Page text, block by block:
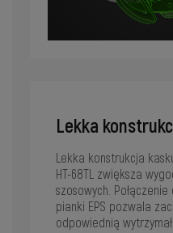
Lekka
Lekka konstrukcja
HT-68TL zwiększa
szosowych.
pianki EPS pozwala
odpowiednią